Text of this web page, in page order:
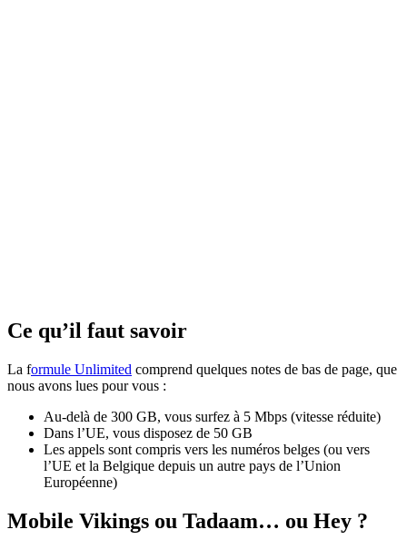
Ce qu’il faut savoir
La formule Unlimited comprend quelques notes de bas de page, que
nous avons lues pour vous :
Au-delà de 300 GB, vous surfez à 5 Mbps (vitesse réduite)
Dans l’UE, vous disposez de 50 GB
Les appels sont compris vers les numéros belges (ou vers
l’UE et la Belgique depuis un autre pays de l’Union
Européenne)
Mobile Vikings ou Tadaam… ou Hey ?